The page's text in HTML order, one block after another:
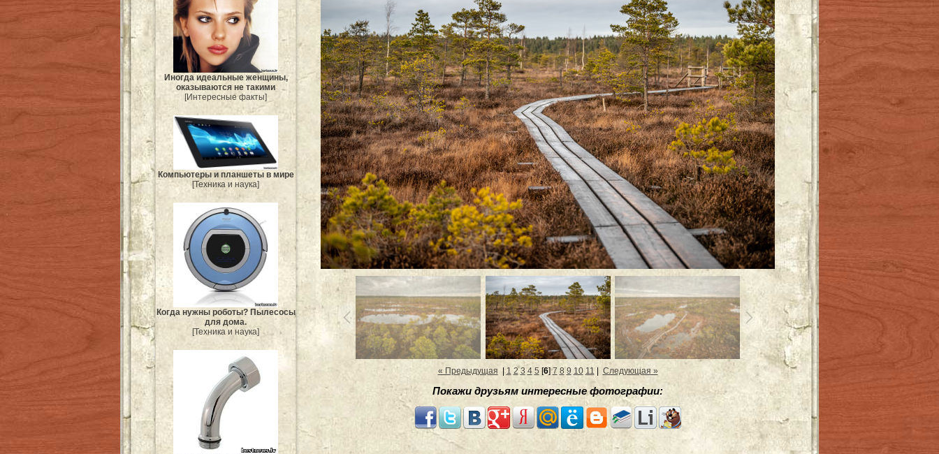
Иногда идеальные женщины,
оказываются не такими
[Интересные факты]
Компьютеры и планшеты в мире
[Техника и наука]
Когда нужны роботы? Пылесосы
для дома.
[Техника и наука]
« Предыдущая |1 2 3 4 5[6]7 8 9 10 11 Следующая »
Покажи друзьям интересные фотографии: